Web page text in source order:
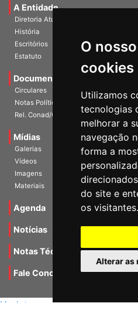
O
cookies
Utilizamos
tecnologias
melhorar a
navegação
forma a
do site e
os visitantes.
Alterar as
A Entidade
Diretoria Atual
História
Escritórios
Estatuto
Documentos
Circulares
Notas Políticas
Rel. Conad/Congresso
Mídias
Galerias
Vídeos
Imagens
Materiais
Agenda
Notícias
Notas Técnicas
Fale Conocsco
Update cookies preferences